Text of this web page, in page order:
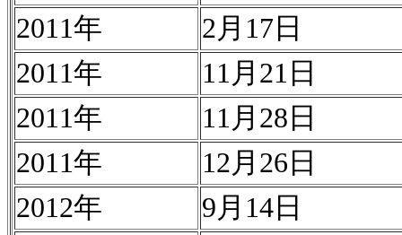
2011年
2月17日
2011年
11月21日
2011年
11月28日
2011年
12月26日
2012年
9月14日